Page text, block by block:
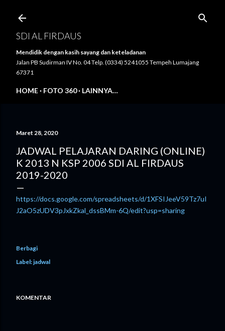
SDI AL FIRDAUS
Mendidik dengan kasih sayang dan keteladanan
Jalan PB Sudirman IV No. 04 Telp. (0334) 5241055 Tempeh Lumajang
67371
HOME FOTO 360 LAINNYA…
Maret 28, 2020
JADWAL PELAJARAN DARING (ONLINE)
K 2013 N KSP 2006 SDI AL FIRDAUS
2019-2020
https://docs.google.com/spreadsheets/d/1XFSIJeeV59Tz7uI
J2aO5zUDV3pJxkZkal_dssBMm-6Q/edit?usp=sharing
Berbagi
Label:jadwal
KOMENTAR